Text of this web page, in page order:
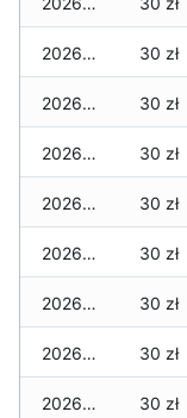
2026-03-11 30 zł
2026-03-10 30 zł
2026-03-09 30 zł
2026-03-08 30 zł
2026-03-07 30 zł
2026-03-06 30 zł
2026-03-05 30 zł
2026-03-04 30 zł